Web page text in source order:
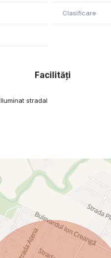
Clasificare
Facilități
Iluminat stradal